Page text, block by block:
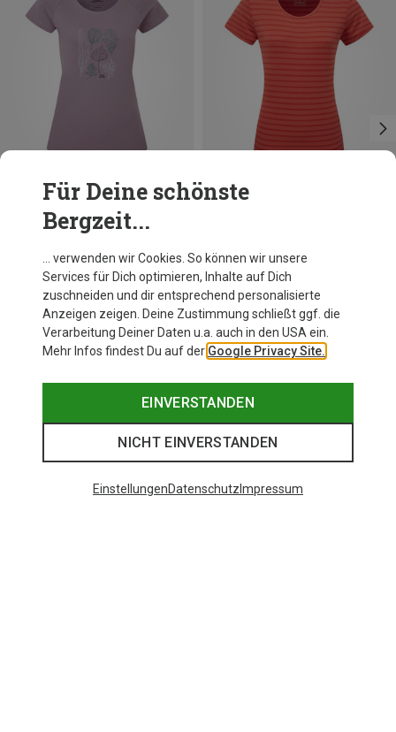
Mountain Equipment
Damen Leaf T-Shirt
S M L
Mountain Equipment
Damen Groundup Stripe T-Shirt
49,95 €
Für Deine schönste
Bergzeit...
… verwenden wir Cookies. So können wir unsere
Services für Dich optimieren, Inhalte auf Dich
zuschneiden und dir entsprechend personalisierte
Anzeigen zeigen. Deine Zustimmung schließt ggf. die
Verarbeitung Deiner Daten u.a. auch in den USA ein.
Mehr Infos findest Du auf der Google Privacy Site.
EINVERSTANDEN
NICHT EINVERSTANDEN
EinstellungenDatenschutz Impressum